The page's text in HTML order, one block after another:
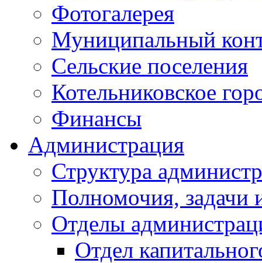
Фотогалерея
Муниципальный
Сельские поселения
Котельниковское
Финансы
Администрация
Структура
Полномочия, задачи
Отделы
Отдел